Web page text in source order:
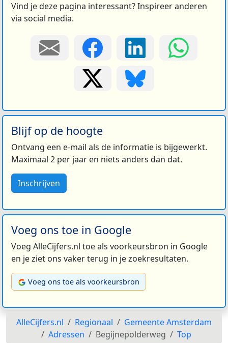
Vind je deze pagina interessant? Inspireer anderen
via social media.
Blijf op de hoogte
Ontvang een e-mail als de informatie is bijgewerkt.
Maximaal 2 per jaar en niets anders dan dat.
Inschrijven
Voeg ons toe in Google
Voeg AlleCijfers.nl toe als voorkeursbron in Google
en je ziet ons vaker terug in je zoekresultaten.
Voeg ons toe als voorkeursbron
AlleCijfers.nl Regionaal
Gemeente Amsterdam
Adressen
Begijnepolderweg Top